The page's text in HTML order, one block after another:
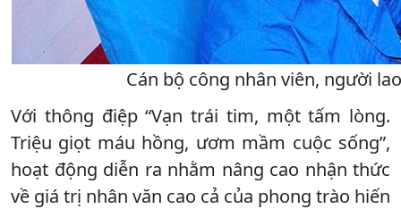
Cán bộ công nhân viên, người
Với thông điệp “Vạn trái tim, một tấm lòng.
Triệu giọt máu hồng, ươm mầm cuộc sống”,
hoạt động diễn ra nhằm nâng cao nhận thức
về giá trị nhân văn cao cả của phong trào hiến